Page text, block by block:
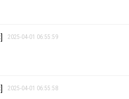
2025-04-01 06:55:59
2025-04-01 06:55:58